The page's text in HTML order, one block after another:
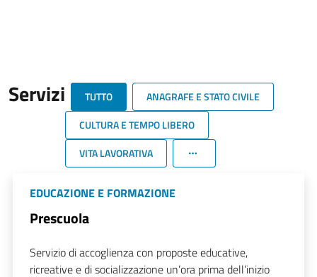
Servizi TUTTO
ANAGRAFE E STATO CIVILE
CULTURA E TEMPO LIBERO
VITA LAVORATIVA
EDUCAZIONE E FORMAZIONE
Prescuola
Servizio di accoglienza con proposte educative,
ricreative e di socializzazione un’ora prima dell’inizio